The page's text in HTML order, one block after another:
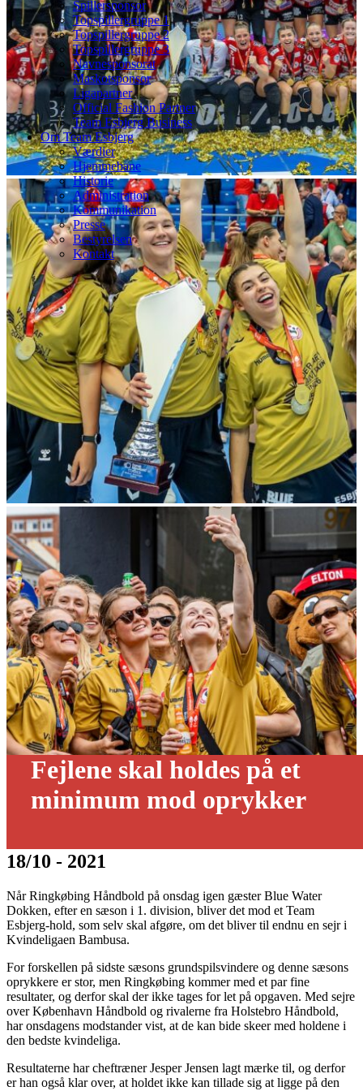
Spillersponsor
Topspillergruppe 1
Topspillergruppe 2
Topspillergruppe 3
Navnesponsorat
Maskotsponsor
Ligapartner
Official Fashion Partner
Team Esbjerg Business
Om Team Esbjerg
Værdier
Hjemmebane
Historie
Administration
Kommunikation
Presse
Bestyrelsen
Kontakt
Fejlene skal holdes på et
minimum mod oprykker
18/10 - 2021
Når Ringkøbing Håndbold på onsdag igen gæster Blue Water
Dokken, efter en sæson i 1. division, bliver det mod et Team
Esbjerg-hold, som selv skal afgøre, om det bliver til endnu en sejr i
Kvindeligaen Bambusa.
For forskellen på sidste sæsons grundspilsvindere og denne sæsons
oprykkere er stor, men Ringkøbing kommer med et par fine
resultater, og derfor skal der ikke tages for let på opgaven. Med sejre
over København Håndbold og rivalerne fra Holstebro Håndbold,
har onsdagens modstander vist, at de kan bide skeer med holdene i
den bedste kvindeliga.
Resultaterne har cheftræner Jesper Jensen lagt mærke til, og derfor
er han også klar over, at holdet ikke kan tillade sig at ligge på den